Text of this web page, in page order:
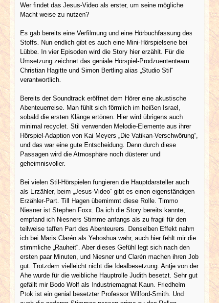
Wer findet das Jesus-Video als erster, um seine mögliche
Macht weise zu nutzen?
Es gab bereits eine Verfilmung und eine Hörbuchfassung des
Stoffs. Nun endlich gibt es auch eine Mini-Hörspielserie bei
Lübbe. In vier Episoden wird die Story hier erzählt. Für die
Umsetzung zeichnet das geniale Hörspiel-Prodzuententeam
Christian Hagitte und Simon Bertling alias „Studio Stil“
verantwortlich.
Bereits der Soundtrack eröffnet dem Hörer eine akustische
Abenteuerreise. Man fühlt sich förmlich im heißen Israel,
sobald die ersten Klänge ertönen. Hier wird übrigens auch
minimal recyclet. Stil verwenden Melodie-Elemente aus ihrer
Hörspiel-Adaption von Kai Meyers „Die Vatikan-Verschwörung“,
und das war eine gute Entscheidung. Denn durch diese
Passagen wird die Atmosphäre noch düsterer und
geheimnisvoller.
Bei vielen Stil-Hörspielen fungieren die Hauptdarsteller auch
als Erzähler, beim „Jesus-Video“ gibt es einen eigenständigen
Erzähler-Part. Till Hagen übernimmt diese Rolle. Timmo
Niesner ist Stephen Foxx. Da ich die Story bereits kannte,
empfand ich Niesners Stimme anfangs als zu fragil für den
teilweise taffen Part des Abenteurers. Denselben Effekt nahm
ich bei Maris Clarén als Yehoshua wahr, auch hier fehlt mir die
stimmliche „Rauheit“. Aber dieses Gefühl legt sich nach den
ersten paar Minuten, und Niesner und Clarén machen ihren Job
gut. Trotzdem vielleicht nicht die Idealbesetzung. Antje von der
Ahe wurde für die weibliche Hauptrolle Judith besetzt. Sehr gut
gefällt mir Bodo Wolf als Industriemagnat Kaun. Friedhelm
Ptok ist ein genial besetzter Professor Wilford-Smith. Und